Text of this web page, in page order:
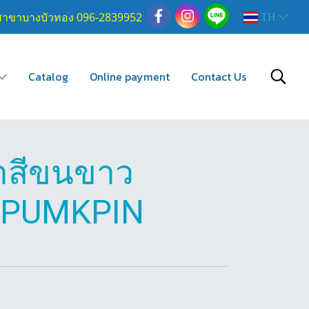
ขาบางบัวทอง 096-2839952 TH
Catalog Online payment Contact Us
สีขนขาว